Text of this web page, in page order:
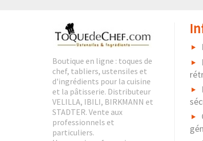
Boutique en ligne : toques de
chef, tabliers, ustensiles et
d'ingrédients pour la cuisine
et la pâtisserie. Distributeur
VELILLA, IBILI, BIRKMANN et
STADTER. Vente aux
professionnels et
particuliers.